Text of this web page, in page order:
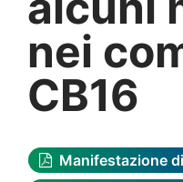
nei
CB16
Manifestazione